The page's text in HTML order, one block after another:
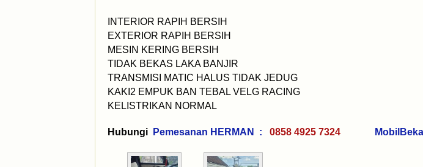
INTERIOR RAPIH BERSIH
EXTERIOR RAPIH BERSIH
MESIN KERING BERSIH
TIDAK BEKAS LAKA BANJIR
TRANSMISI MATIC HALUS TIDAK JEDUG
KAKI2 EMPUK BAN TEBAL VELG RACING
KELISTRIKAN NORMAL
Hubungi Pemesanan HERMAN : 0858 4925 7324